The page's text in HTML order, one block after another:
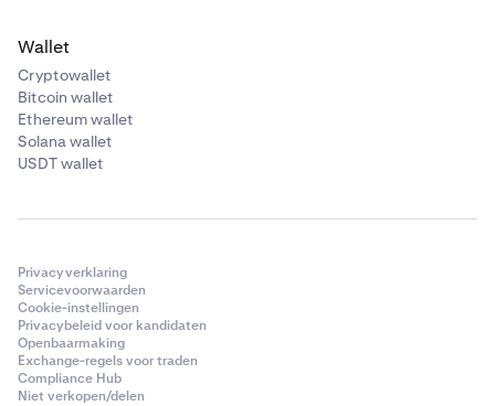
Wallet
Cryptowallet
Bitcoin wallet
Ethereum wallet
Solana wallet
USDT wallet
Privacyverklaring
Servicevoorwaarden
Cookie-instellingen
Privacybeleid voor kandidaten
Openbaarmaking
Exchange-regels voor traden
Compliance Hub
Niet verkopen/delen